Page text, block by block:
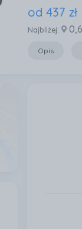
od 437 zł
Najbliżej:
Opis